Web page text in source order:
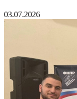
03.07.2026